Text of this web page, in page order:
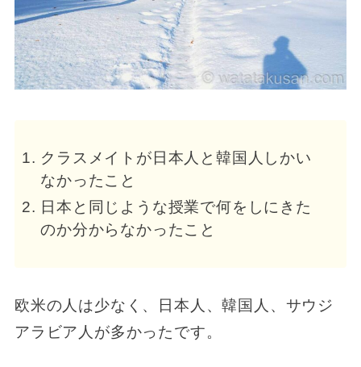
クラスメイトが日本人と韓国人しかい
なかったこと
日本と同じような授業で何をしにきた
のか分からなかったこと
欧米の人は少なく、日本人、韓国人、サウジ
アラビア人が多かったです。